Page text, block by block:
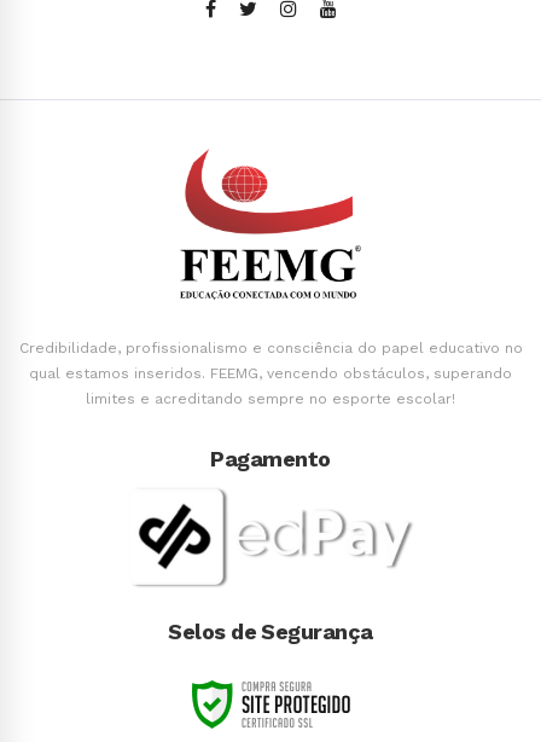
Credibilidade, profissionalismo e consciência do papel educativo no
qual estamos inseridos. FEEMG, vencendo obstáculos, superando
limites e acreditando sempre no esporte escolar!
Pagamento
Selos de Segurança